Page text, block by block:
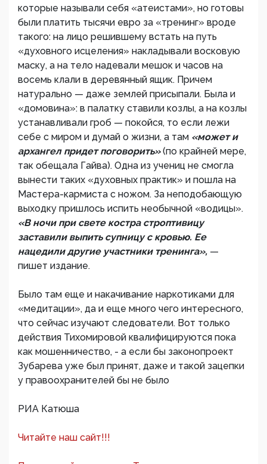
которые называли себя «атеистами», но готовы
были платить тысячи евро за «тренинг» вроде
такого: на лицо решившему встать на путь
«духовного исцеления» накладывали восковую
маску, а на тело надевали мешок и часов на
восемь клали в деревянный ящик. Причем
натурально — даже землей присыпали. Была и
«домовина»: в палатку ставили козлы, а на козлы
устанавливали гроб — покойся, то если лежи
себе с миром и думай о жизни, а там «может и
архангел придет поговорить»(по крайней мере,
так обещала Гайва). Одна из учениц не смогла
вынести таких «духовных практик» и пошла на
Мастера-кармиста с ножом. За неподобающую
выходку пришлось испить необычной «водицы».
«В ночи при свете костра строптивицу
заставили выпить супницу с кровью. Ее
нацедили другие участники тренинга», —
пишет издание.
Было там еще и накачивание наркотиками для
«медитации», да и еще много чего интересного,
что сейчас изучают следователи. Вот только
действия Тихомировой квалифицируются пока
как мошенничество, - а если бы законопроект
Зубарева уже был принят, даже и такой зацепки
у правоохранителей бы не было
РИА Катюша
Читайте наш сайт!!!